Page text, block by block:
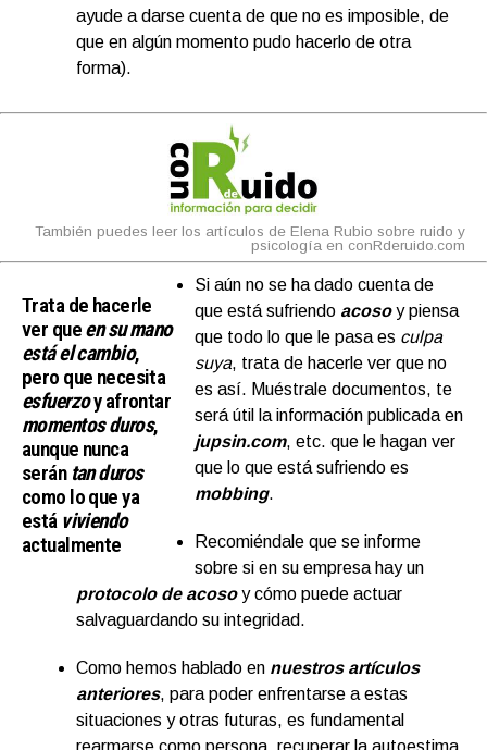
ayude a darse cuenta de que no es imposible, de
que en algún momento pudo hacerlo de otra
forma).
También puedes leer los artículos de Elena Rubio sobre ruido y
psicología en conRderuido.com
Trata de hacerle
ver queen su mano
estáel cambio,
pero que necesita
esfuerzoy afrontar
momentos duros,
aunque nunca
serántan duros
como lo que ya
está viviendo
actualmente
Si aún no se ha dado cuenta de
que está sufriendo acosoy piensa
que todo lo que le pasa es culpa
suya, trata de hacerle ver que no
es así. Muéstrale documentos, te
será útil la información publicada en
jupsin.com, etc. que le hagan ver
que lo que está sufriendo es
mobbing.
Recomiéndale que se informe
sobre si en su empresa hay un
protocolo de acosoy cómo puede actuar
salvaguardando su integridad.
Como hemos hablado en nuestros artículos
anteriores, para poder enfrentarse a estas
situaciones y otras futuras, es fundamental
rearmarse como persona, recuperar la autoestima